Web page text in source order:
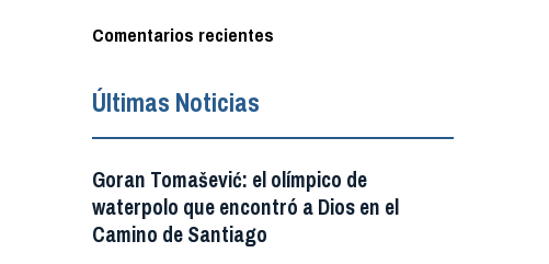
Comentarios recientes
Últimas Noticias
Goran Tomašević: el olímpico de
waterpolo que encontró a Dios en el
Camino de Santiago